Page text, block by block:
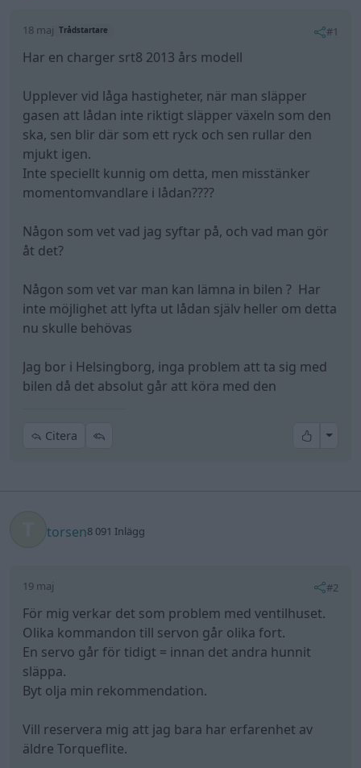
18 maj Trådstartare #1
Har en charger srt8 2013 års modell
Upplever vid låga hastigheter, när man släpper
gasen att lådan inte riktigt släpper växeln som den
ska, sen blir där som ett ryck och sen rullar den
mjukt igen.
Inte speciellt kunnig om detta, men misstänker
momentomvandlare i lådan????
Någon som vet vad jag syftar på, och vad man gör
åt det?
Någon som vet var man kan lämna in bilen ? Har
inte möjlighet att lyfta ut lådan själv heller om detta
nu skulle behövas
Jag bor i Helsingborg, inga problem att ta sig med
bilen då det absolut går att köra med den
Citera All
torsen8 091 Inlägg
19 maj #2
För mig verkar det som problem med ventilhuset.
Olika kommandon till servon går olika fort.
En servo går för tidigt = innan det andra hunnit
släppa.
Byt olja min rekommendation.
Vill reservera mig att jag bara har erfarenhet av
äldre Torqueflite.